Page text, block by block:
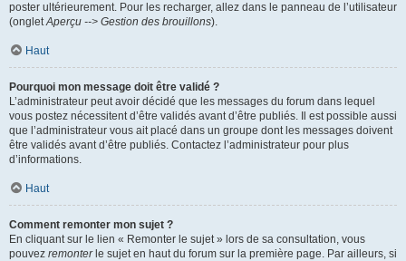
poster ultérieurement. Pour les recharger, allez dans le panneau de l’utilisateur
(ongletAperçu --> Gestion des brouillons).
Haut
Pourquoi mon message doit être validé ?
L’administrateur peut avoir décidé que les messages du forum dans lequel
vous postez nécessitent d’être validés avant d’être publiés. Il est possible aussi
que l’administrateur vous ait placé dans un groupe dont les messages doivent
être validés avant d’être publiés. Contactez l’administrateur pour plus
d’informations.
Haut
Comment remonter mon sujet ?
En cliquant sur le lien « Remonter le sujet » lors de sa consultation, vous
pouvez remonterle sujet en haut du forum sur la première page. Par ailleurs, si